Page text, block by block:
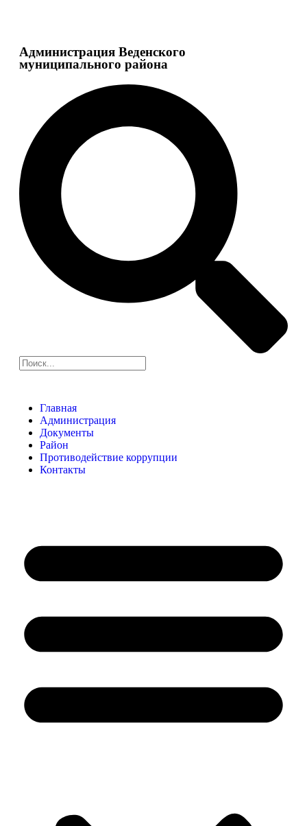
Администрация Веденского
муниципального района
Главная
Администрация
Документы
Район
Противодействие коррупции
Контакты